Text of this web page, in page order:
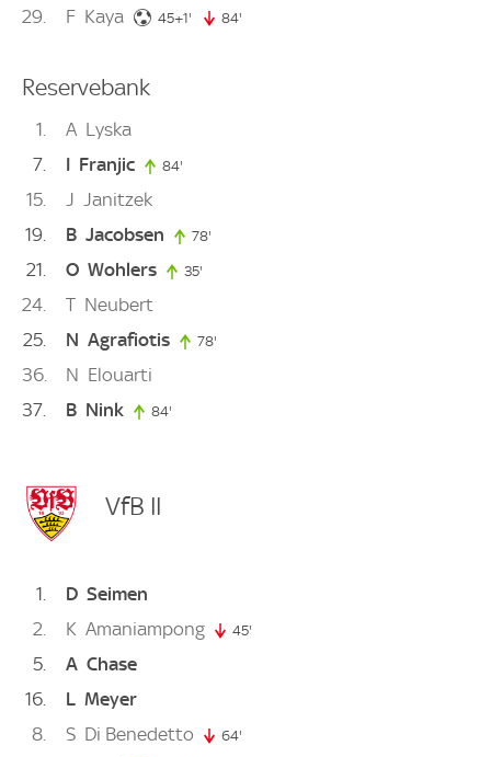
29 F Kaya 45+1' 46. minute
84'
Reservebank
1 A Lyska
7
I Franjic 84'
15 J Janitzek
19
B Jacobsen 78'
21 O Wohlers 35'
24 T Neubert
25
N Agrafiotis 78'
36 N Elouarti
37
B Nink 84'
VfB II
1 D Seimen
2
K Amaniampong 45'
5 A Chase
16
L Meyer
8
S Di Benedetto 64'